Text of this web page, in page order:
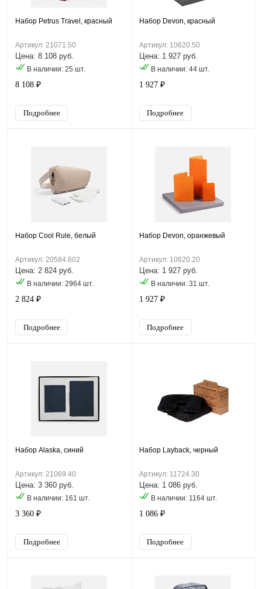
Набор Petrus Travel, красный
Артикул: 21071.50
Цена: 8 108 руб.
В наличии: 25 шт.
8 108 ₽
Подробнее
Набор Devon, красный
Артикул: 10620.50
Цена: 1 927 руб.
В наличии: 44 шт.
1 927 ₽
Подробнее
Набор Cool Rule, белый
Артикул: 20584.602
Цена: 2 824 руб.
В наличии: 2964 шт.
2 824 ₽
Подробнее
Набор Devon, оранжевый
Артикул: 10620.20
Цена: 1 927 руб.
В наличии: 31 шт.
1 927 ₽
Подробнее
Набор Alaska, синий
Артикул: 21069.40
Цена: 3 360 руб.
В наличии: 161 шт.
3 360 ₽
Подробнее
Набор Layback, черный
Артикул: 11724.30
Цена: 1 086 руб.
В наличии: 1164 шт.
1 086 ₽
Подробнее